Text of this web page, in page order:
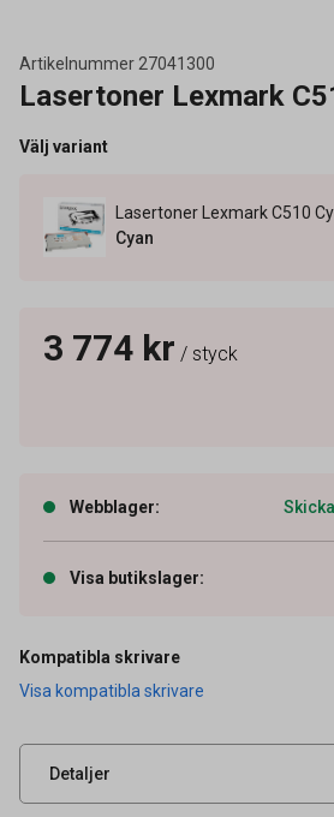
Artikelnummer 27041300
Lasertoner Lexmark
Välj variant
Lasertoner Lexmark C510
Cyan
3 774 kr / styck
Webblager:
Visa butikslager:
Kompatibla skrivare
Visa kompatibla skrivare
Detaljer
Artikelnummer
Tidigare artikelnummer
Leverantörens
UNSPSC